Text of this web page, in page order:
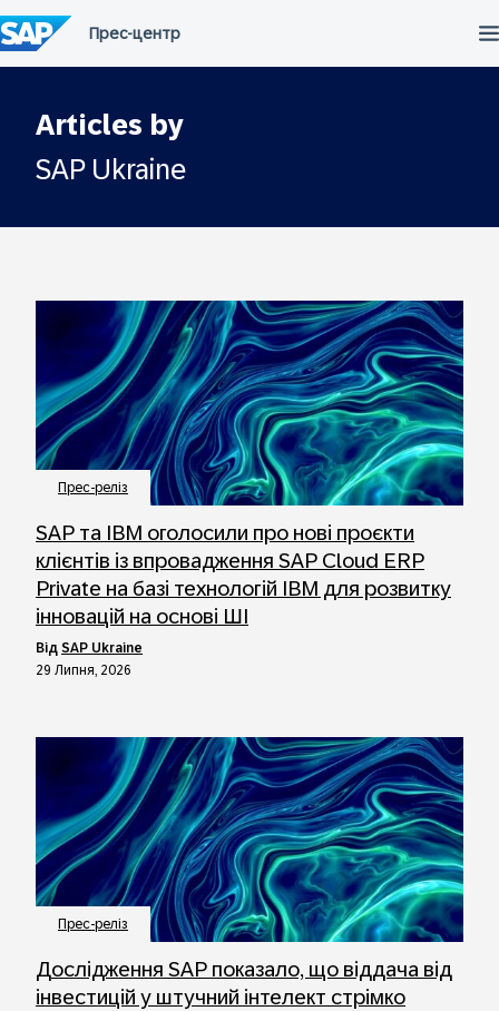
до
вмісту
Articles by
SAP Ukraine
Прес-реліз
SAP та IBM оголосили про нові проєкти
клієнтів із впровадження SAP Cloud ERP
Private на базі технологій IBM для розвитку
інновацій на основі ШІ
від SAP Ukraine
29 Липня, 2026
Прес-реліз
Дослідження SAP показало, що віддача від
інвестицій у штучний інтелект стрімко